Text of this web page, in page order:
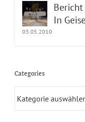
Bericht
In
03.05.2010
Categories
Categories